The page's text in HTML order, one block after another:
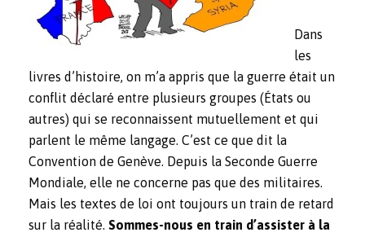
Dans
les
livres d’histoire, on m’a appris que la guerre était un
conflit déclaré entre plusieurs groupes (États ou
autres) qui se reconnaissent mutuellement et qui
parlent le même langage. C’est ce que dit la
Convention de Genève. Depuis la Seconde Guerre
Mondiale, elle ne concerne pas que des militaires.
Mais les textes de loi ont toujours un train de retard
sur la réalité. Sommes-nous en train d’assister à la